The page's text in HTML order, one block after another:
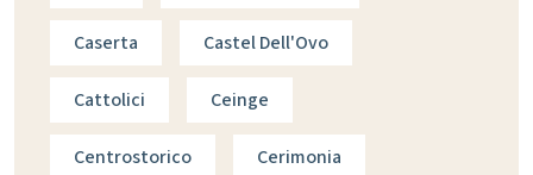
Caserta Castel Dell'Ovo
Cattolici Ceinge
Centrostorico Cerimonia